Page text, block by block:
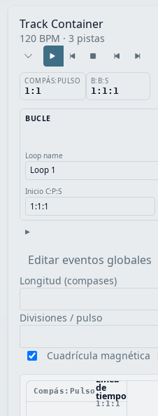
Track Container
120 BPM · 3 pistas
COMPÁS:PULSO
1:1
B:B:S
1:1:1
BUCLE
Loop name
Inicio C:P:S
▸
Editar eventos globales
Longitud (compases)
Divisiones / pulso
Cuadrícula magnética
Compás:Pulso
Línea
de
tiempo
1:1:1